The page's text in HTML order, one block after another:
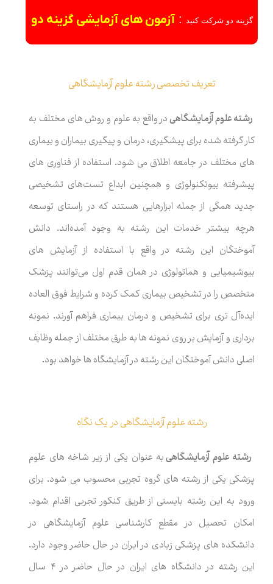
گزینه دو شرکت کنید :آزمون های آزمایشی گزینه دو
تعریف تخصصی رشته علوم آزمایشگاهی
رشته علوم آزمایشگاهیدر واقع به علوم و روش های مختلف به
کار گرفته شده برای پیشگیری، درمان و پیگیری بیماران و بیماری
های مختلف در جامعه اطلاق می شود. استفاده از فناوری های
پیشرفته بیوتکنولوژی و همچنین ابداع تست‌های تشخیصی
جدید همگی از جمله ابزارهایی هستند که در راستای توسعه
هرچه بیشتر خدمات این رشته به وجود آمده‌اند. دانش
آموختگان این رشته در واقع با استفاده از آزمایش های
بیوشیمیایی و هماتولوژی در همان قدم اول می‌توانند پزشک
متخصص را در تشخیص بیماری کمک کرده و شرایط فوق العاده
ایده‌آل تری برای تشخیص و درمان بیماری فراهم آورند. نمونه
برداری و آزمایش بر روی نمونه ها به طرق مختلف از جمله وظایف
اصلی دانش آموختگان این رشته در آزمایشگاه ها خواهد بود.
رشته علوم آزمایشگاهی در یک نگاه
رشته علوم آزمایشگاهیبه عنوان یکی از زیر شاخه های علوم
پزشکی یکی از رشته های گروه تجربی محسوب می شود. برای
ورود به این رشته بایستی از طریق کنکور تجربی اقدام شود.
امکان تحصیل در مقطع کارشناسی علوم آزمایشگاهی در
دانشکده های پزشکی زیادی در ایران در حال حاضر وجود دارد.
این رشته در دانشگاه های ایران در حال حاضر در ۴ سال